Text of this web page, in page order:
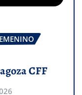
CFF